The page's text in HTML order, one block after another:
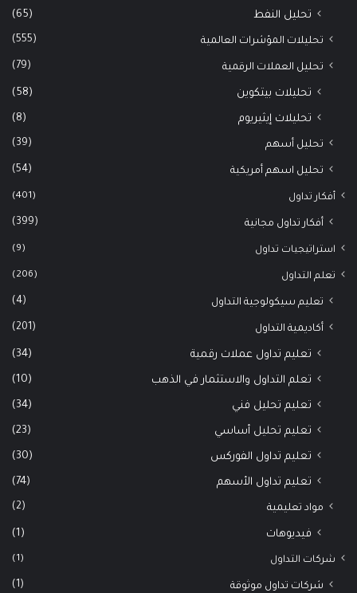
تحليل النفط (65)
تحليلات المؤشرات العالمية (555)
تحليل العملات الرقمية (79)
تحليلات بيتكوين (58)
تحليلات إيثيريوم (8)
تحليل أسهم (39)
تحليل اسهم أمريكية (54)
أفكار تداول (401)
أفكار تداول مجانية (399)
استراتيجيات تداول (9)
تعلم التداول (206)
تعليم سيكولوجية التداول (4)
أكاديمية التداول (201)
تعليم تداول عملات رقمية (34)
تعلم التداول والاستثمار في الذهب (10)
تعليم تحليل فني (34)
تعليم تحليل أساسي (23)
تعليم تداول الفوركس (30)
تعليم تداول الأسهم (74)
مواد تعليمية (2)
فيديوهات (1)
شركات التداول (1)
شركات تداول موثوقة (1)